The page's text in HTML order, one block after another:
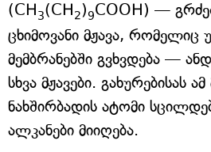
(CH3(CH2)9COOH) —
ცხიმოვანი მჟავა, რომელიც
მემბრანებში გვხვდება —
სხვა მჟავები. გახურებისას
ნახშირბადის ატომი
ალკანები მიიღება.